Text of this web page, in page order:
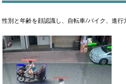
性別と年齢を顔認識し、自転車/バイク、進行